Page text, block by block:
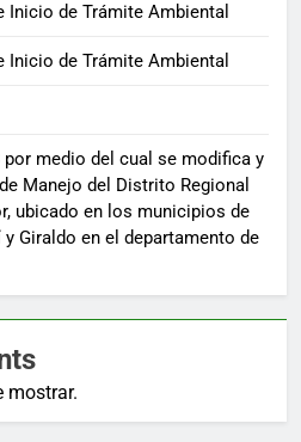
Inicio de Trámite Ambiental
Inicio de Trámite Ambiental
por medio del cual se modifica y
Manejo del Distrito Regional
ubicado en los municipios de
Giraldo en el departamento de
mostrar.